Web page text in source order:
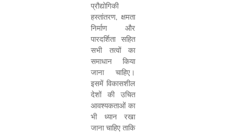
प्रौद्योगिकी
हस्तांतरण, क्षमता
निर्माण और
पारदर्शिता सहित
सभी तत्वों का
समाधान किया
जाना चाहिए।
इसमें विकासशील
देशों की उचित
आवश्यकताओं का
भी ध्यान रखा
जाना चाहिए ताकि